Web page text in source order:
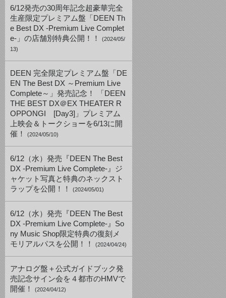
6/12発売の30周年記念超豪華完全
生産限定プレミアム盤「DEEN Th
e Best DX -Premium Live Complet
e-」の店舗別特典公開！！
(2024/05/
13)
DEEN 完全限定プレミアム盤「DE
EN The Best DX ～Premium Live
Complete～」発売記念！ 「DEEN
THE BEST DX＠EX THEATER R
OPPONGI [Day3]」プレミアム
上映会＆トークショーを6/13に開
催！
(2024/05/10)
6/12（水）発売『DEEN The Best
DX -Premium Live Complete-』ジ
ャケット写真と特典のネックスト
ラップを公開！！
(2024/05/01)
6/12（水）発売『DEEN The Best
DX -Premium Live Complete-』So
ny Music Shop限定特典の復刻メ
モリアルパスを公開！！
(2024/04/24)
アナログ盤＋公式ガイドブック発
売記念サイン会を４都市のHMVで
開催！
(2024/04/12)